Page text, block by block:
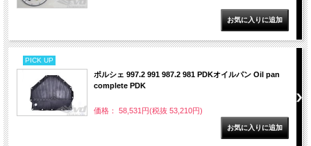
PICK UP
ポルシェ 997.2 991 987.2 981 PDKオイルパン Oil pan
complete PDK
価格： 58,531円(税抜 53,210円)